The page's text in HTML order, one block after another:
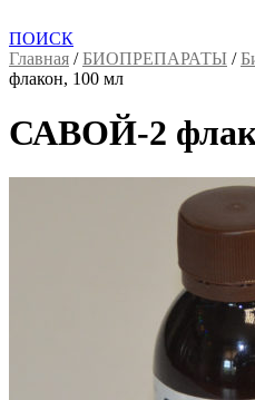
ПОИСК
Главная /БИОПРЕПАРАТЫ /
флакон, 100 мл
САВОЙ-2